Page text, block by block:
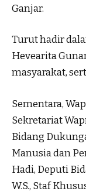
Ganjar.
Turut hadir
Hevearita
masyarakat,
Sementara,
Sekretariat
Bidang
Manusia dan
Hadi, Deputi
W.S., Staf